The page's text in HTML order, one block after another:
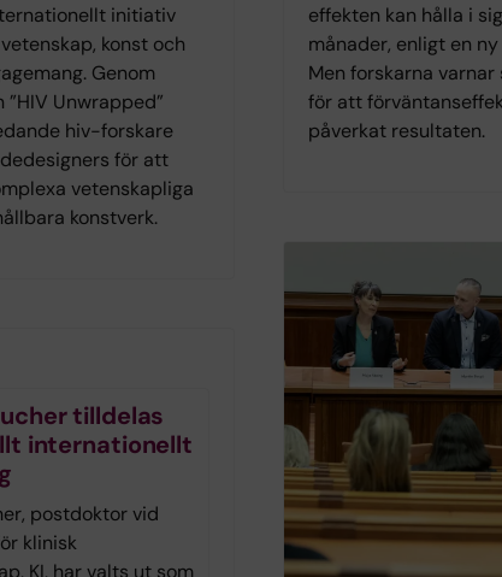
initiativ
konst och
Genom
Unwrapped”
hiv-forskare
för att
vetenskapliga
konstverk.
tilldelas
internationellt
postdoktor vid
klinisk
KI, har valts ut som
effekten kan hålla i
månader, enligt en
Men forskarna
för att
påverkat resultaten.